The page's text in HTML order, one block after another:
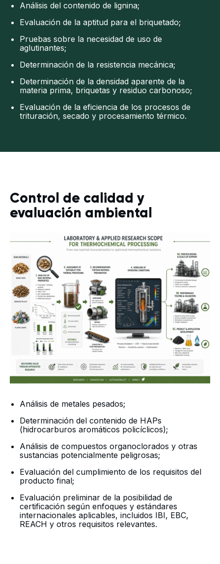
Análisis del contenido de lignina;
Evaluación de la aptitud para el briquetado;
Pruebas sobre la necesidad de uso de
aglutinantes;
Determinación de la resistencia mecánica;
Determinación de la densidad aparente de la
materia prima, briquetas y residuo carbonoso;
Evaluación de la eficiencia de los procesos de
trituración, secado y procesamiento térmico.
Control de calidad y
evaluación ambiental
Análisis de metales pesados;
Determinación del contenido de HAPs
(hidrocarburos aromáticos policíclicos);
Análisis de compuestos organoclorados y otras
sustancias potencialmente peligrosas;
Evaluación del cumplimiento de los requisitos del
producto final;
Evaluación preliminar de la posibilidad de
certificación según enfoques y estándares
internacionales aplicables, incluidos IBI, EBC,
REACH y otros requisitos relevantes.